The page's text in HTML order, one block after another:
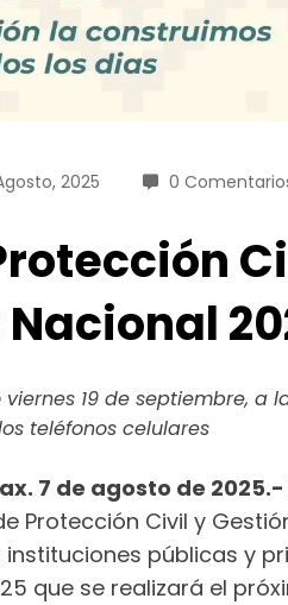
2025 0
19 de septiembre, a
teléfonos celulares
7 de agosto de 2025.-
Protección Civil y
públicas y
que se realizará el